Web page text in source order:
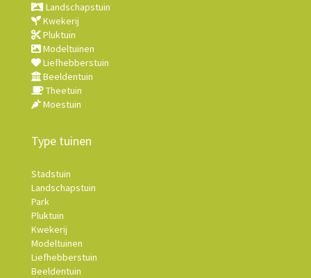
Landschapstuin
Kwekerij
Pluktuin
Modeltuinen
Liefhebberstuin
Beeldentuin
Theetuin
Moestuin
Type tuinen
Stadstuin
Landschapstuin
Park
Pluktuin
Kwekerij
Modeltuinen
Liefhebberstuin
Beeldentuin